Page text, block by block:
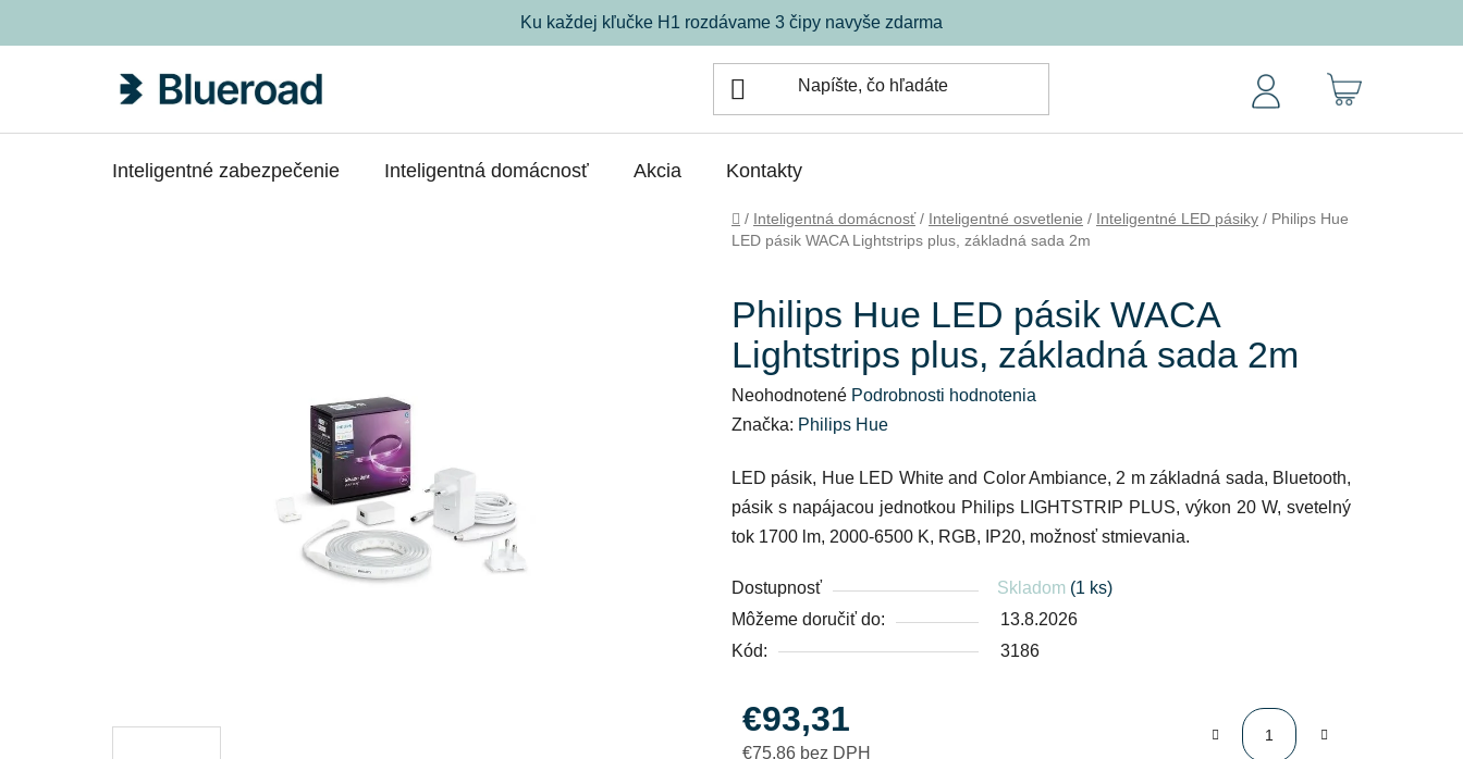
Ku každej kľučke H1 rozdávame 3 čipy navyše zdarma
Inteligentné zabezpečenie Inteligentná domácnosť Akcia Kontakty
Domov
/ Inteligentná domácnosť / Inteligentné osvetlenie / Inteligentné LED pásiky / Philips Hue
LED pásik WACA Lightstrips plus, základná sada 2m
Philips Hue LED pásik WACA
Lightstrips plus, základná sada 2m
Priemerné
hodnotenie
je
0,0
z
hviezdičiek.
Neohodnotené Podrobnosti hodnotenia
Značka: Philips Hue
LED pásik, Hue LED White and Color Ambiance, 2 m základná sada, Bluetooth,
pásik s napájacou jednotkou Philips LIGHTSTRIP PLUS, výkon 20 W, svetelný
tok 1700 lm, 2000-6500 K, RGB,
IP20, možnosť stmievania.
Dostupnosť Skladom (1 ks)
Môžeme doručiť do:
13.8.2026
Kód:
3186
€93,31
€75,86 bez DPH